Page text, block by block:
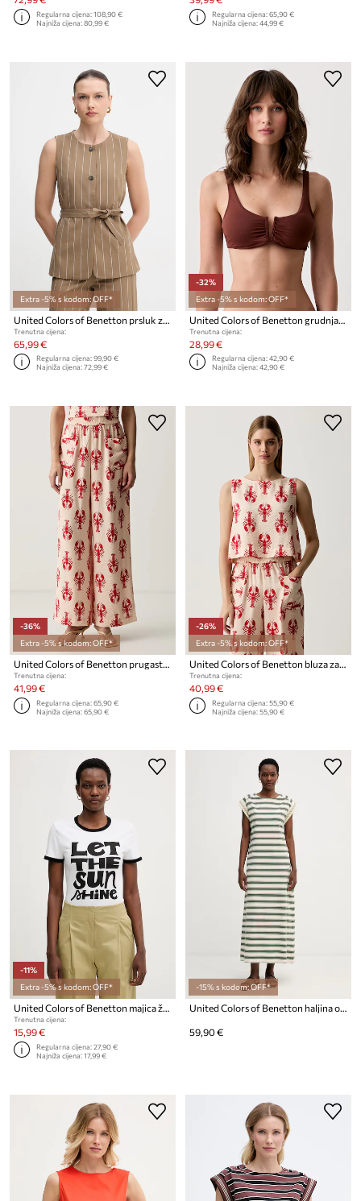
Regularna cijena:108,90 €
Najniža cijena:80,99 €
Regularna cijena:65,90 €
Najniža cijena:44,99 €
Extra -5% s kodom: OFF*
Trenutna cijena:
65,99 €
Regularna cijena:99,90 €
Najniža cijena:72,99 €
-32%
Extra -5% s kodom: OFF*
Trenutna cijena:
28,99 €
Regularna cijena:42,90 €
Najniža cijena:42,90 €
-36%
Extra -5% s kodom: OFF*
United Colors of Benetton prugaste hlače za žene s viskozom
Trenutna cijena:
41,99 €
Regularna cijena:65,90 €
Najniža cijena:65,90 €
-26%
Extra -5% s kodom: OFF*
United Colors of Benetton bluza za žene s viskozom
Trenutna cijena:
40,99 €
Regularna cijena:55,90 €
Najniža cijena:55,90 €
-11%
Extra -5% s kodom: OFF*
United Colors of Benetton majica ženska s pamukom
Trenutna cijena:
15,99 €
Regularna cijena:27,90 €
Najniža cijena:17,99 €
-15% s kodom: OFF*
United Colors of Benetton haljina od pamuka s elastanom
59,90 €